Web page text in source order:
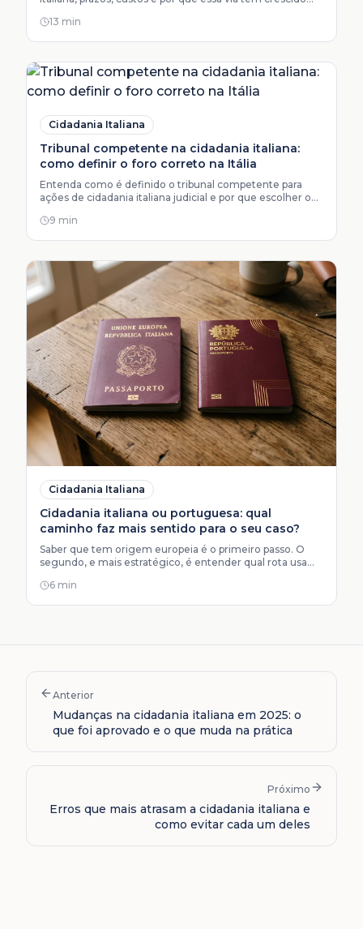
13 min
Cidadania Italiana
Tribunal competente na cidadania italiana:
como definir o foro correto na Itália
Entenda como é definido o tribunal competente para
ações de cidadania italiana judicial e por que escolher o
9 min
Cidadania Italiana
Cidadania italiana ou portuguesa: qual
caminho faz mais sentido para o seu caso?
Saber que tem origem europeia é o primeiro passo. O
segundo, e mais estratégico, é entender qual rota usa
sucesso para o seu perfil.
6 min
Anterior
Mudanças na cidadania italiana em 2025: o
que foi aprovado e o que muda na prática
Próximo
Erros que mais atrasam a cidadania italiana e
como evitar cada um deles